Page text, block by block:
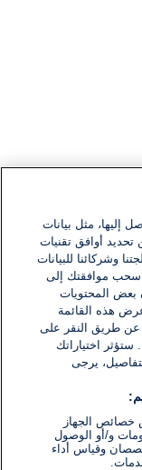
إليها، مثل بيانات
أوافق تقنيات
وشركائنا للبيانات
سحب موافقتك إلى
بعض المحتويات
هذه القائمة
عن طريق النقر على
اختياراتك
يرجى
خصائص الجهاز
و/أو الوصول
وقياس أداء